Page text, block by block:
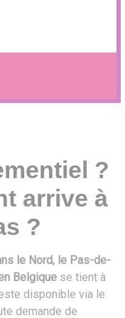
?
arrive à
?
le Nord, le Pas-de-
Belgique se tient à
disponible via le
demande de